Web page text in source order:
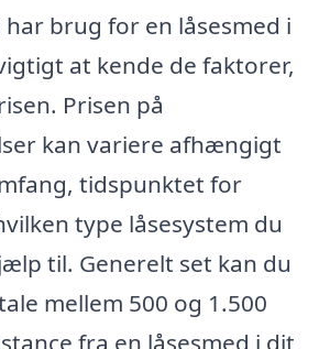
brug for en låsesmed i
at kende de faktorer,
Prisen på
kan variere afhængigt
tidspunktet for
type låsesystem du
til. Generelt set kan du
mellem 500 og 1.500
fra en låsesmed i dit